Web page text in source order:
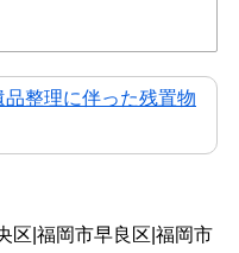
整理に伴った残置物
区|福岡市早良区|福岡市